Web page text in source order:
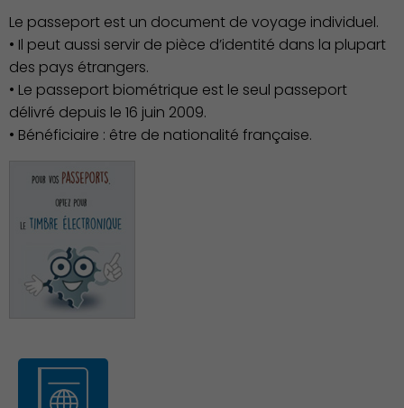
Découvrir Charenton
Le passeport est un document de voyage individuel.
• Il peut aussi servir de pièce d’identité dans la plupart
des pays étrangers.
• Le passeport biométrique est le seul passeport
délivré depuis le 16 juin 2009.
• Bénéficiaire : être de nationalité française.